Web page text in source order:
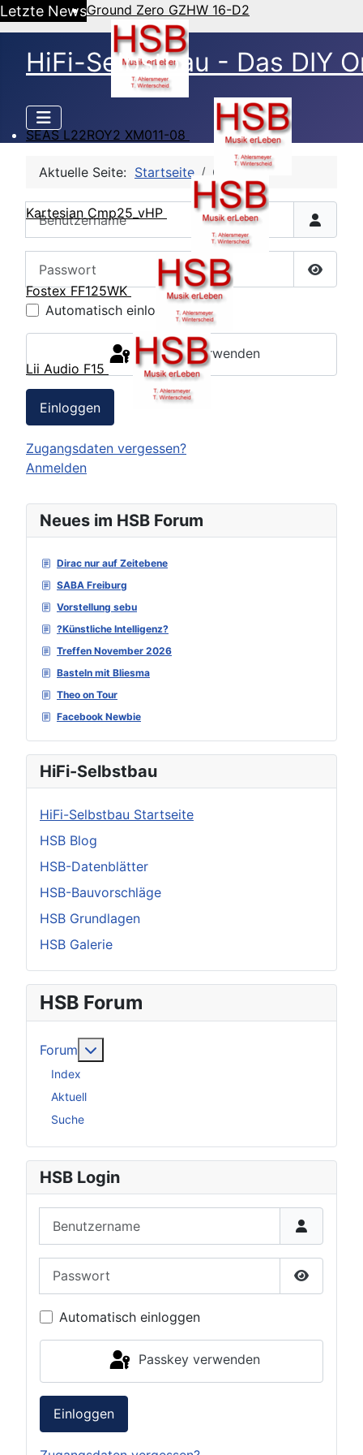
Letzte NewsGround Zero GZHW 16-D2
SEAS L22ROY2 XM011-08
Kartesian Cmp25_vHP
Fostex FF125WK
Lii Audio F15
HiFi-Selbstbau - Das DIY
Neues im HSB Forum
Dirac nur auf Zeitebene
SABA Freiburg
Vorstellung sebu
?Künstliche Intelligenz?
Treffen November 2026
Basteln mit Bliesma
Theo on Tour
Facebook Newbie
HiFi-Selbstbau
HiFi-Selbstbau Startseite
HSB Blog
HSB-Datenblätter
HSB-Bauvorschläge
HSB Grundlagen
HSB Galerie
HSB Forum
Forum
Index
Aktuell
Suche
HSB Login
Passwort
Automatisch einloggen
Passkey verwenden
Einloggen
Aktuelle Seite: Startseite CB Login
Benutzername
Automatisch einloggen
Passkey verwenden
Einloggen
Zugangsdaten vergessen?
Anmelden